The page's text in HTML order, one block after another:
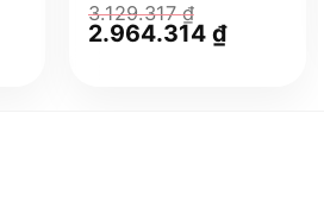
3.129.317₫
Giá
gốc
2.964.314 ₫Giá
hiện